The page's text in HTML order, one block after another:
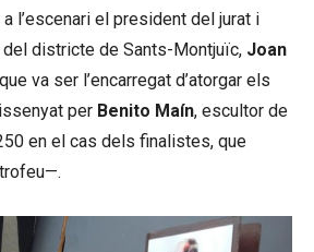
l’escenari el president del jurat i
districte de Sants-Montjuïc, Joan
va ser l’encarregat d’atorgar els
per Benito Maín, escultor de
en el cas dels finalistes, que